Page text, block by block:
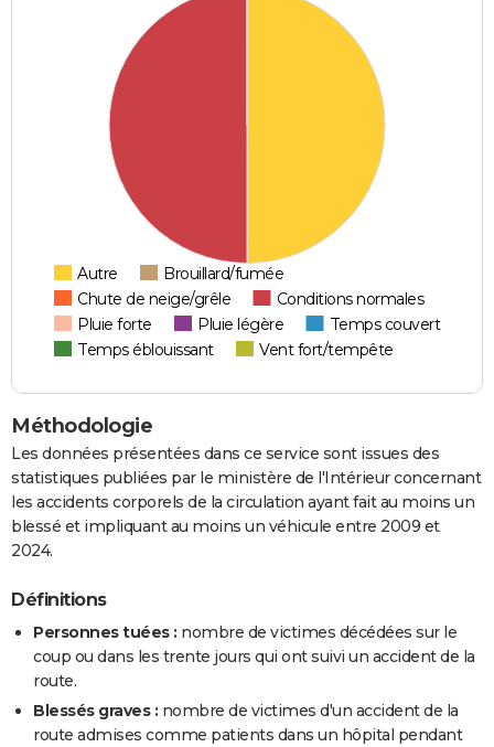
Autre
Brouillard/fumée
Chute de neige/grêle
Conditions normales
Pluie forte
Pluie légère
Temps couvert
Temps éblouissant
Vent fort/tempête
Méthodologie
Les données présentées dans ce service sont issues des
statistiques publiées par le ministère de l'Intérieur concernant
les accidents corporels de la circulation ayant fait au moins un
blessé et impliquant au moins un véhicule entre 2009 et
2024.
Définitions
Personnes tuées : nombre de victimes décédées sur le
coup ou dans les trente jours qui ont suivi un accident de la
route.
Blessés graves : nombre de victimes d'un accident de la
route admises comme patients dans un hôpital pendant